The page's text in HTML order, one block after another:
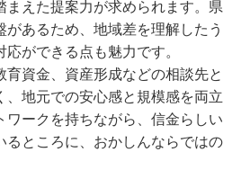
まえた提案力が求められます。県
あるため、地域差を理解したう
ができる点も魅力です。
資金、資産形成などの相談先と
、地元での安心感と規模感を両立
ワークを持ちながら、信金らしい
るところに、おかしんならではの